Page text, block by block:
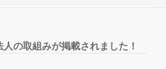
人の取組みが掲載されました！